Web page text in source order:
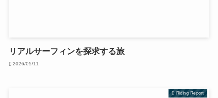
リアルサーフィンを探求する旅
2026/05/11
Riding Report